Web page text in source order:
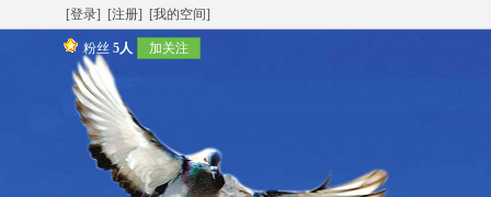
[登录] [注册] [我的空间]
粉丝 5人 加关注